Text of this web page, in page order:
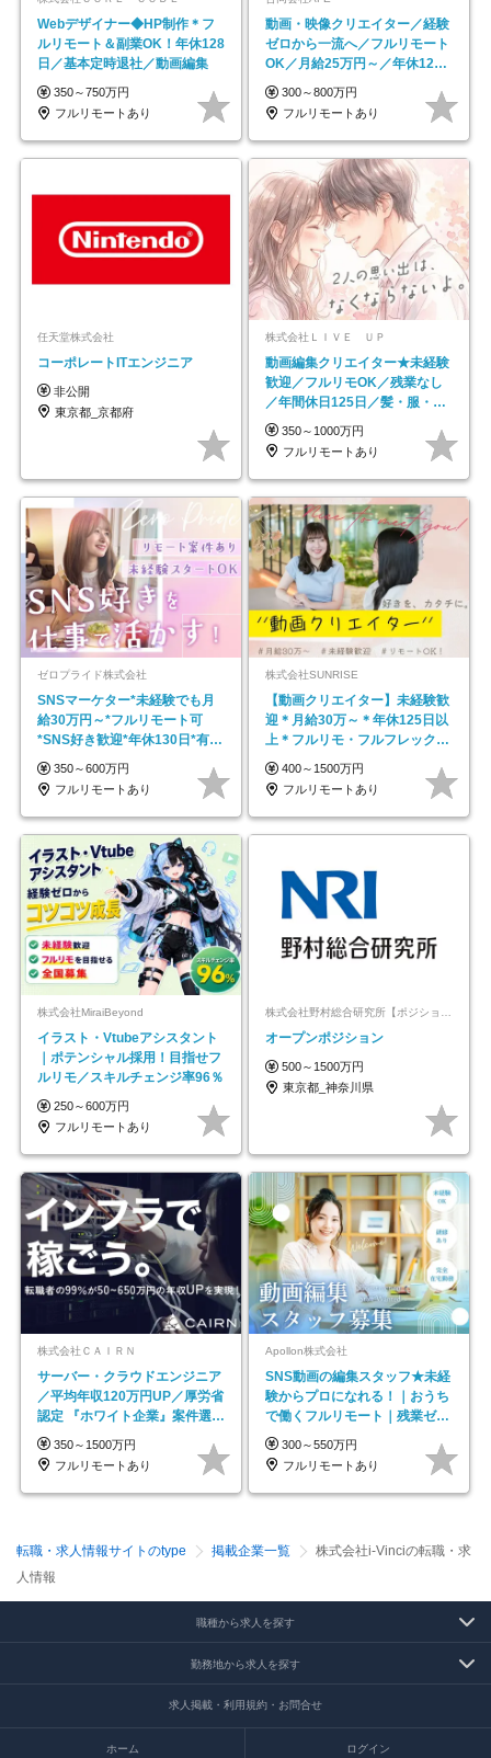
Webデザイナー◆HP制作＊フ
ルリモート＆副業OK！年休128
日／基本定時退社／動画編集
350～750万円
フルリモートあり
動画・映像クリエイター／経験
ゼロから一流へ／フルリモート
OK／月給25万円～／年休125
日以上
300～800万円
フルリモートあり
任天堂株式会社
コーポレートITエンジニア
非公開
東京都_京都府
株式会社ＬＩＶＥ ＵＰ
動画編集クリエイター★未経験
歓迎／フルリモOK／残業なし
／年間休日125日／髪・服・ネ
イル自由／研修充実で安心
350～1000万円
フルリモートあり
ゼロプライド株式会社
SNSマーケター*未経験でも月
給30万円～*フルリモート可
*SNS好き歓迎*年休130日*有休
取得率100%
350～600万円
フルリモートあり
株式会社SUNRISE
【動画クリエイター】未経験歓
迎＊月給30万～＊年休125日以
上＊フルリモ・フルフレックス
◆10名の採用が決定◆
400～1500万円
フルリモートあり
株式会社MiraiBeyond
イラスト・Vtubeアシスタント
｜ポテンシャル採用！目指せフ
ルリモ／スキルチェンジ率96％
250～600万円
フルリモートあり
株式会社野村総合研究所【ポジションマッチ登録】
オープンポジション
500～1500万円
東京都_神奈川県
株式会社ＣＡＩＲＮ
サーバー・クラウドエンジニア
／平均年収120万円UP／厚労省
認定 『ホワイト企業』案件選択
制度／年休129日
350～1500万円
フルリモートあり
Apollon株式会社
SNS動画の編集スタッフ★未経
験からプロになれる！｜おうち
で働くフルリモート｜残業ゼロ
で18時退勤◎
300～550万円
フルリモートあり
転職・求人情報サイトのtype 掲載企業一覧
株式会社i-Vinciの転職・求
人情報
職種から求人を探す
勤務地から求人を探す
求人掲載・利用規約・お問合せ
ホーム ログイン